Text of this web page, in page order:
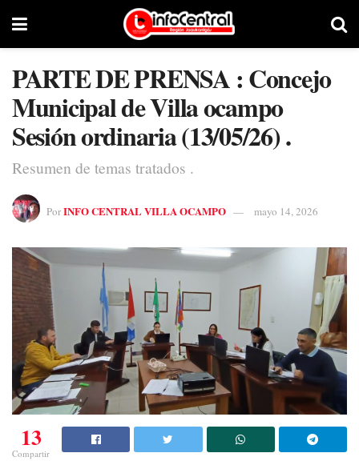
PARTE DE PRENSA : Concejo
Municipal de Villa ocampo
Sesión ordinaria (13/05/26) .
Resumen de temas tratados .
PorINFO CENTRAL VILLA OCAMPO mayo 14, 2026
13
Compartir